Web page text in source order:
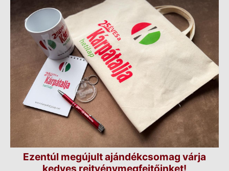
Ezentúl megújult ajándékcsomag várja
kedves rejtvénymegfejtőinket!